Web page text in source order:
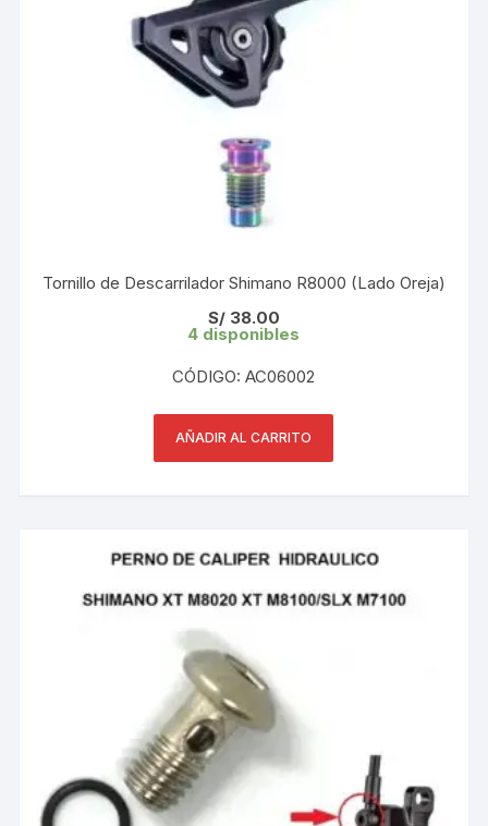
Tornillo de Descarrilador Shimano R8000 (Lado Oreja)
S/38.00
4 disponibles
CÓDIGO: AC06002
AÑADIR AL CARRITO